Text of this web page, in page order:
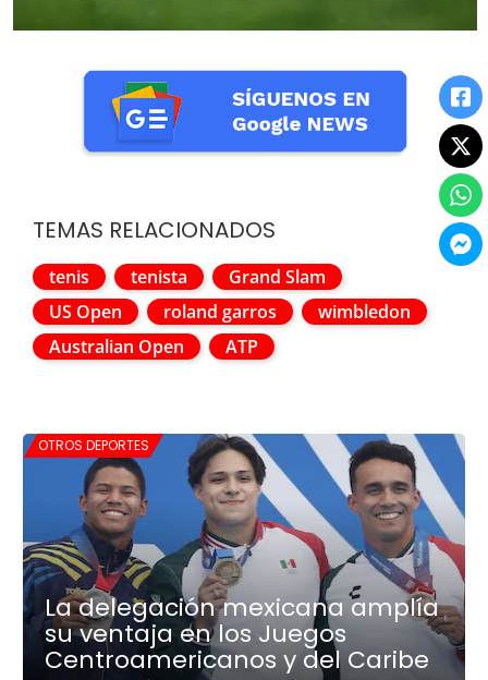
TEMAS RELACIONADOS
tenis tenista
Grand Slam
US Open
roland garros
wimbledon
Australian Open
ATP
OTROS DEPORTES
La delegación mexicana amplía
su ventaja en los Juegos
Centroamericanos y del Caribe